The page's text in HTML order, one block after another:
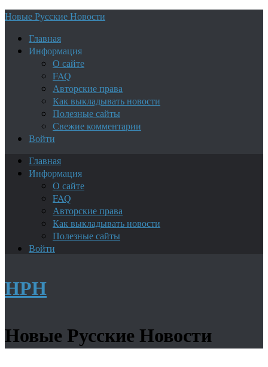
Новые Русские Новости
Главная
Информация
О сайте
FAQ
Авторские права
Как выкладывать новости
Полезные сайты
Свежие комментарии
Войти
Главная
Информация
О сайте
FAQ
Авторские права
Как выкладывать новости
Полезные сайты
Войти
НРН
Новые Русские Новости